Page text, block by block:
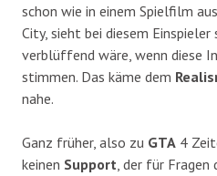
schon wie in einem Spielfilm
City, sieht bei diesem Einspieler
verblüffend wäre, wenn diese
stimmen. Das käme dem
nahe.
Ganz früher, also zu GTA 4
keinen Support, der für Fragen